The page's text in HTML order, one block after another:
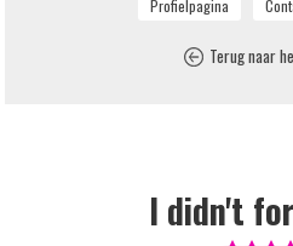
Terug naar
I didn't